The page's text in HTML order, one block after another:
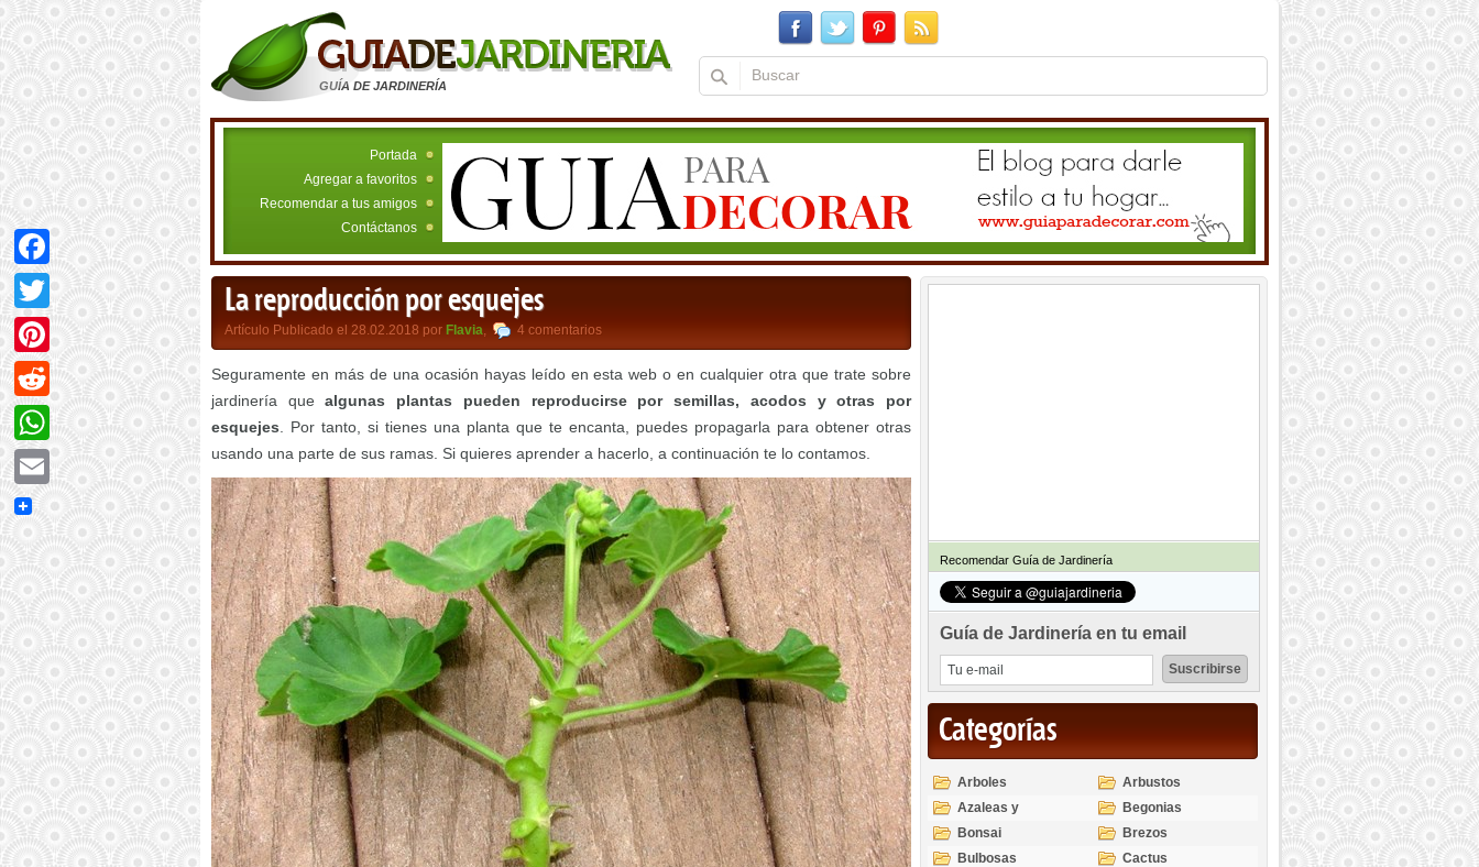
GUÍA DE JARDINERÍA
Portada
Agregar a favoritos
Recomendar a tus amigos
Contáctanos
La reproducción por esquejes
Artículo Publicado el 28.02.2018 por Flavia, 4 comentarios
Seguramente en más de una ocasión hayas leído en esta web o en cualquier otra que trate sobre
jardinería quealgunas plantas pueden reproducirse por semillas, acodos y otras por
esquejes . Por tanto, si tienes una planta que te encanta, puedes propagarla para obtener otras
usando una parte de sus ramas. Si quieres aprender a hacerlo, a continuación te lo contamos.
Recomendar Guía de Jardinería
Guía de Jardinería en tu email
Categorías
Arboles
Arbustos
Azaleas y
Rododendros
Begonias
Bonsai
Brezos
Bulbosas
Cactus
Facebook
Twitter
Pinterest
Reddit
WhatsApp
Email